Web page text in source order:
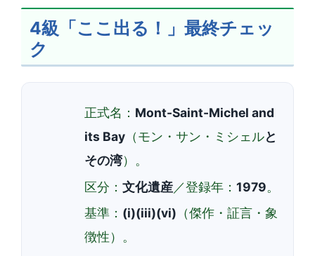
4級「ここ出る！」最終チェッ
ク
正式名： Mont-Saint-Michel and
its Bay（モン・サン・ミシェルと
その湾）。
区分： 文化遺産／登録年： 1979。
基準： (i)(iii)(vi) （傑作・証言・象
徴性）。